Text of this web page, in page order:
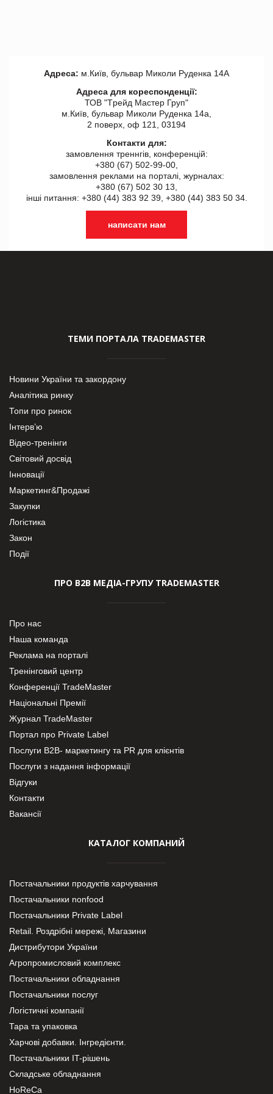
Адреса: м.Київ, бульвар Миколи Руденка 14А
Адреса для кореспонденції:
ТОВ "Tрейд Мастер Груп"
м.Київ, бульвар Миколи Руденка 14а,
2 поверх, оф 121, 03194
Контакти для:
замовлення треннгів, конференцій:
+380 (67) 502-99-00,
замовлення реклами на порталі, журналах:
+380 (67) 502 30 13,
інші питання: +380 (44) 383 92 39, +380 (44) 383 50 34.
написати нам
ТЕМИ ПОРТАЛА TRADEMASTER
Новини України та закордону
Аналітика ринку
Топи про ринок
Інтерв’ю
Відео-тренінги
Світовий досвід
Інновації
Маркетинг&Продажі
Закупки
Логістика
Закон
Події
ПРО В2В МЕДІА-ГРУПУ TRADEMASTER
Про нас
Наша команда
Реклама на порталі
Тренінговий центр
Конференції TradeMaster
Національні Премії
Журнал TradeMaster
Портал про Private Label
Послуги В2В- маркетингу та PR для клієнтів
Послуги з надання інформації
Відгуки
Контакти
Вакансії
КАТАЛОГ КОМПАНИЙ
Постачальники продуктів харчування
Постачальники nonfood
Постачальники Private Label
Retail. Роздрібні мережі, Магазини
Дистрибутори України
Агропромисловий комплекс
Постачальники обладнання
Постачальники послуг
Логістичні компанії
Тара та упаковка
Харчові добавки. Інгредієнти.
Постачальники IT-рішень
Складське обладнання
HoReCa